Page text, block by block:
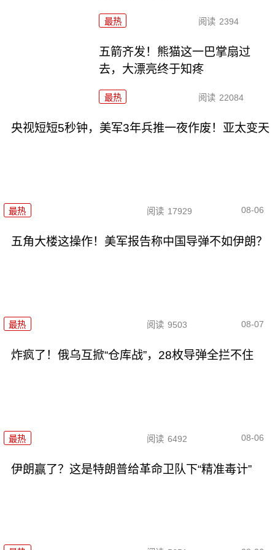
最热 阅读 2394
五箭齐发！熊猫这一巴掌扇过
去，大漂亮终于知疼
最热 阅读 22084
央视短短5秒钟，美军3年兵推一夜作废！亚太变天
最热 阅读 17929 08-06
五角大楼这操作！美军报告称中国导弹不如伊朗？
最热 阅读 9503 08-07
炸疯了！俄乌互掀“仓库战”，28枚导弹全拦不住
最热 阅读 6492 08-06
伊朗赢了？这是特朗普给革命卫队下“精准毒计”